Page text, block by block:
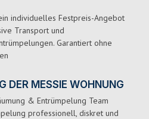
individuelles Festpreis-Angebot
Transport und
Garantiert ohne
DER MESSIE WOHNUNG
& Entrümpelung Team
professionell, diskret und